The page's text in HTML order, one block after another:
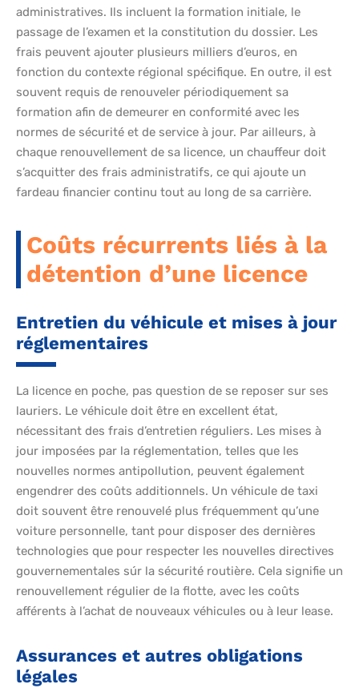
administratives. Ils incluent la formation initiale, le
passage de l’examen et la constitution du dossier. Les
frais peuvent ajouter plusieurs milliers d’euros, en
fonction du contexte régional spécifique. En outre, il est
souvent requis de renouveler périodiquement sa
formation afin de demeurer en conformité avec les
normes de sécurité et de service à jour. Par ailleurs, à
chaque renouvellement de sa licence, un chauffeur doit
s’acquitter des frais administratifs, ce qui ajoute un
fardeau financier continu tout au long de sa carrière.
Coûts récurrents liés à la
détention d’une licence
Entretien du véhicule et mises à jour
réglementaires
La licence en poche, pas question de se reposer sur ses
lauriers. Le véhicule doit être en excellent état,
nécessitant des frais d’entretien réguliers. Les mises à
jour imposées par la réglementation, telles que les
nouvelles normes antipollution, peuvent également
engendrer des coûts additionnels. Un véhicule de taxi
doit souvent être renouvelé plus fréquemment qu’une
voiture personnelle, tant pour disposer des dernières
technologies que pour respecter les nouvelles directives
gouvernementales súr la sécurité routière. Cela signifie un
renouvellement régulier de la flotte, avec les coûts
afférents à l’achat de nouveaux véhicules ou à leur lease.
Assurances et autres obligations
légales